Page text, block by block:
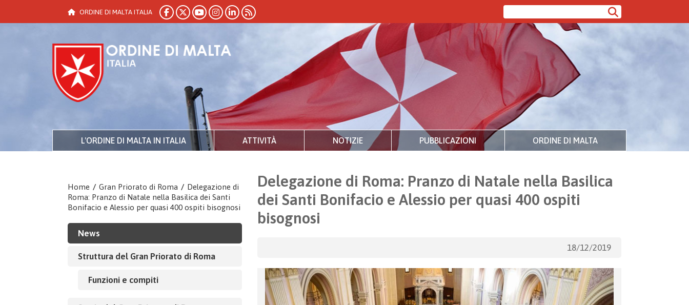
ORDINE DI MALTA ITALIA
L'ORDINE DI MALTA IN ITALIA ATTIVITÀ NOTIZIE PUBBLICAZIONI ORDINE DI MALTA
Home / Gran Priorato di Roma / Delegazione di
Roma: Pranzo di Natale nella Basilica dei Santi
Bonifacio e Alessio per quasi 400 ospiti bisognosi
News
Struttura del Gran Priorato di Roma
Funzioni e compiti
Delegazione di Roma: Pranzo di Natale nella Basilica
dei Santi Bonifacio e Alessio per quasi 400 ospiti
bisognosi
18/12/2019